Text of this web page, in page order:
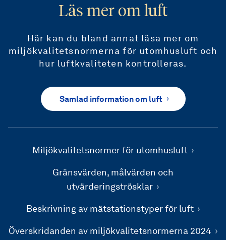
Läs mer om luft
Här kan du bland annat läsa mer om
miljökvalitetsnormerna för utomhusluft och
hur luftkvaliteten kontrolleras.
Samlad information om luft
Miljökvalitetsnormer för utomhusluft
Gränsvärden, målvärden och
utvärderingströsklar
Beskrivning av mätstationstyper för luft
Överskridanden av miljökvalitetsnormerna 2024